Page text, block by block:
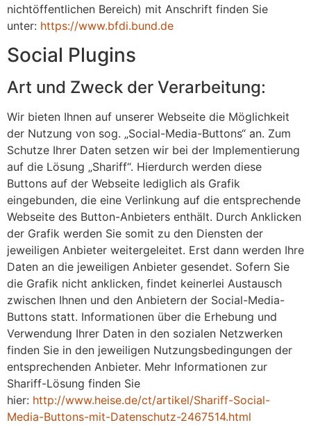
nichtöffentlichen Bereich) mit Anschrift finden Sie
unter: https://www.bfdi.bund.de
Social Plugins
Art und Zweck der Verarbeitung:
Wir bieten Ihnen auf unserer Webseite die Möglichkeit
der Nutzung von sog. „Social-Media-Buttons“ an. Zum
Schutze Ihrer Daten setzen wir bei der Implementierung
auf die Lösung „Shariff“. Hierdurch werden diese
Buttons auf der Webseite lediglich als Grafik
eingebunden, die eine Verlinkung auf die entsprechende
Webseite des Button-Anbieters enthält. Durch Anklicken
der Grafik werden Sie somit zu den Diensten der
jeweiligen Anbieter weitergeleitet. Erst dann werden Ihre
Daten an die jeweiligen Anbieter gesendet. Sofern Sie
die Grafik nicht anklicken, findet keinerlei Austausch
zwischen Ihnen und den Anbietern der Social-Media-
Buttons statt. Informationen über die Erhebung und
Verwendung Ihrer Daten in den sozialen Netzwerken
finden Sie in den jeweiligen Nutzungsbedingungen der
entsprechenden Anbieter. Mehr Informationen zur
Shariff-Lösung finden Sie
hier: http://www.heise.de/ct/artikel/Shariff-Social-
Media-Buttons-mit-Datenschutz-2467514.html